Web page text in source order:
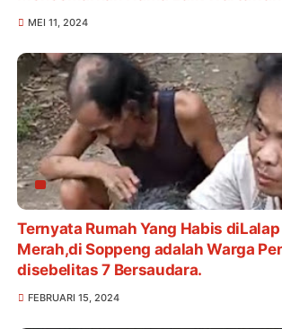
MEI 11, 2024
Ternyata Rumah Yang Habis diLalap Si jago
Merah,di Soppeng adalah Warga Penyandang
disebelitas 7 Bersaudara.
FEBRUARI 15, 2024